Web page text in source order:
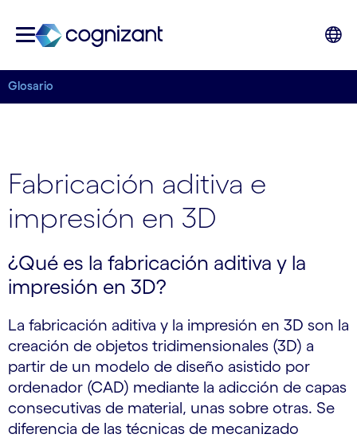
Glosario
Fabricación aditiva e
impresión en 3D
¿Qué es la fabricación aditiva y la
impresión en 3D?
La fabricación aditiva y la impresión en 3D son la
creación de objetos tridimensionales (3D) a
partir de un modelo de diseño asistido por
ordenador (CAD) mediante la adicción de capas
consecutivas de material, unas sobre otras. Se
diferencia de las técnicas de mecanizado